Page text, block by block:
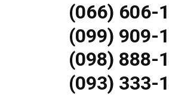
(066) 606-
(099) 909-
(098) 888-
(093) 333-